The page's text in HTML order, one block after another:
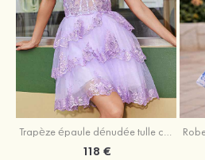
Trapèze épaule dénudée tulle courte/mini robe de fête de la rentrée avec paillettes
118 €